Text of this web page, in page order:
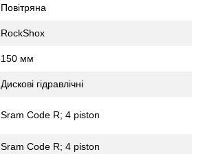
Повітряна
RockShox
150 мм
Дискові гідравлічні
Sram Code R; 4 piston
Sram Code R; 4 piston